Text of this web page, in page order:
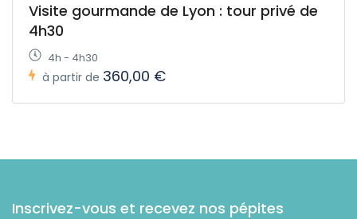
Visite gourmande de Lyon : tour privé de
4h30
4h - 4h30
à partir de 360,00 €
Inscrivez-vous et recevez nos pépites